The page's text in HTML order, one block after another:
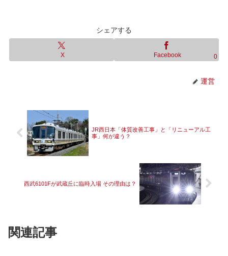
シェアする
X Facebook 0
運営
JR西日本「体質改善工事」と「リニューアル工
事」何が違う？
西武6101Fが武蔵丘に臨時入場 その理由は？
関連記事